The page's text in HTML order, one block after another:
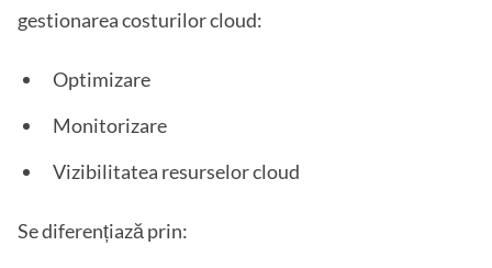
gestionarea costurilor cloud:
Optimizare
Monitorizare
Vizibilitatea resurselor cloud
Se diferențiază prin: